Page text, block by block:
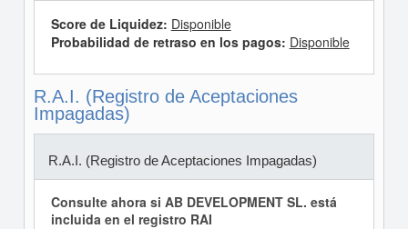
Score de Liquidez: Disponible
Probabilidad de retraso en los pagos: Disponible
R.A.I. (Registro de Aceptaciones
Impagadas)
R.A.I. (Registro de Aceptaciones Impagadas)
Consulte ahora si AB DEVELOPMENT SL. está
incluida en el registro RAI